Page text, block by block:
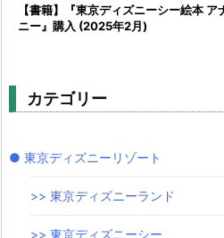
【書籍】『東京ディズニーシー絵本
ニー』購入 (2025年2月)
カテゴリー
● 東京ディズニーリゾート
>> 東京ディズニーランド
>> 東京ディズニーシー